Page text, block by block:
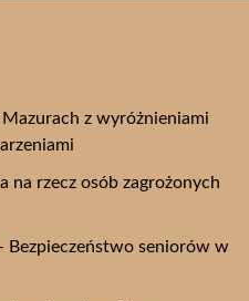
z wyróżnieniami
na rzecz osób zagrożonych
Bezpieczeństwo seniorów w